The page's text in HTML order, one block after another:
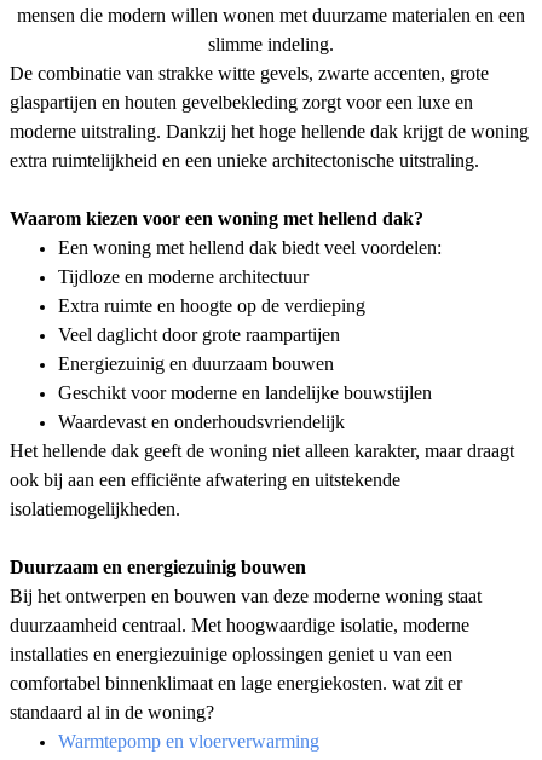
mensen die modern willen wonen met duurzame materialen en een
slimme indeling.
De combinatie van strakke witte gevels, zwarte accenten, grote
glaspartijen en houten gevelbekleding zorgt voor een luxe en
moderne uitstraling. Dankzij het hoge hellende dak krijgt de woning
extra ruimtelijkheid en een unieke architectonische uitstraling.
Waarom kiezen voor een woning met hellend dak?
Een woning met hellend dak biedt veel voordelen:
Tijdloze en moderne architectuur
Extra ruimte en hoogte op de verdieping
Veel daglicht door grote raampartijen
Energiezuinig en duurzaam bouwen
Geschikt voor moderne en landelijke bouwstijlen
Waardevast en onderhoudsvriendelijk
Het hellende dak geeft de woning niet alleen karakter, maar draagt
ook bij aan een efficiënte afwatering en uitstekende
isolatiemogelijkheden.
Duurzaam en energiezuinig bouwen
Bij het ontwerpen en bouwen van deze moderne woning staat
duurzaamheid centraal. Met hoogwaardige isolatie, moderne
installaties en energiezuinige oplossingen geniet u van een
comfortabel binnenklimaat en lage energiekosten. wat zit er
standaard al in de woning?
Warmtepomp en vloerverwarming